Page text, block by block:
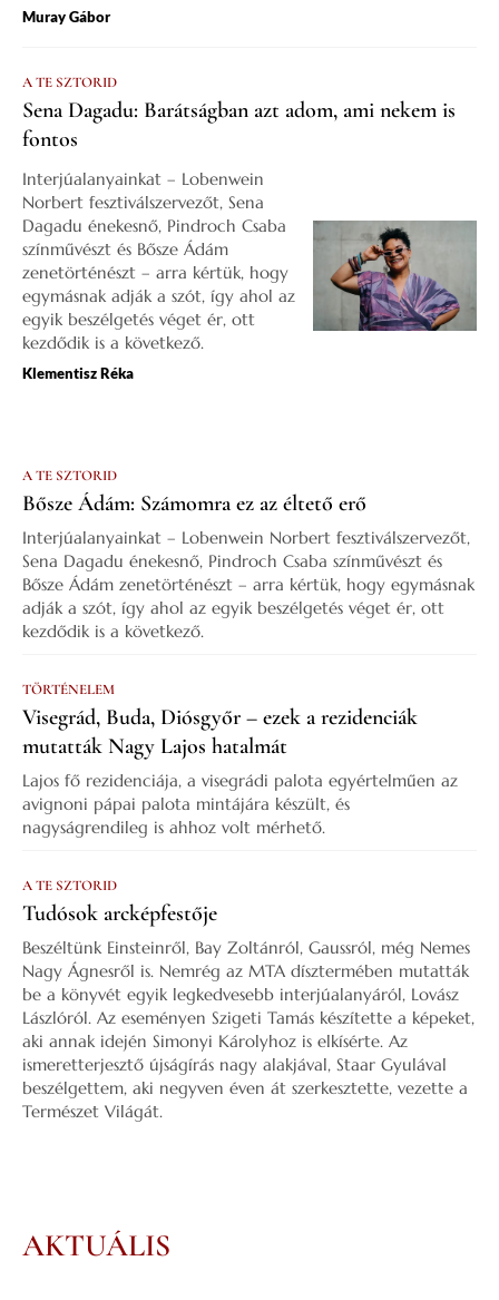
Muray Gábor
A TE SZTORID
Sena Dagadu: Barátságban azt adom, ami nekem is
fontos
Interjúalanyainkat – Lobenwein
Norbert fesztiválszervezőt, Sena
Dagadu énekesnő, Pindroch Csaba
színművészt és Bősze Ádám
zenetörténészt – arra kértük, hogy
egymásnak adják a szót, így ahol az
egyik beszélgetés véget ér, ott
kezdődik is a következő.
Klementisz Réka
A TE SZTORID
Bősze Ádám: Számomra ez az éltető erő
Interjúalanyainkat – Lobenwein Norbert fesztiválszervezőt,
Sena Dagadu énekesnő, Pindroch Csaba színművészt és
Bősze Ádám zenetörténészt – arra kértük, hogy egymásnak
adják a szót, így ahol az egyik beszélgetés véget ér, ott
kezdődik is a következő.
TÖRTÉNELEM
Visegrád, Buda, Diósgyőr – ezek a rezidenciák
mutatták Nagy Lajos hatalmát
Lajos fő rezidenciája, a visegrádi palota egyértelműen az
avignoni pápai palota mintájára készült, és
nagyságrendileg is ahhoz volt mérhető.
A TE SZTORID
Tudósok arcképfestője
Beszéltünk Einsteinről, Bay Zoltánról, Gaussról, még Nemes
Nagy Ágnesről is. Nemrég az MTA dísztermében mutatták
be a könyvét egyik legkedvesebb interjúalanyáról, Lovász
Lászlóról. Az eseményen Szigeti Tamás készítette a képeket,
aki annak idején Simonyi Károlyhoz is elkísérte. Az
ismeretterjesztő újságírás nagy alakjával, Staar Gyulával
beszélgettem, aki negyven éven át szerkesztette, vezette a
Természet Világát.
AKTUÁLIS